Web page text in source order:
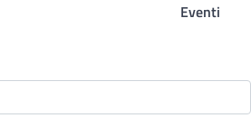
Eventi
Ricerca -